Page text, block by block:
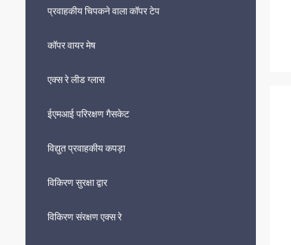
प्रवाहकीय चिपकने वाला कॉपर टेप
कॉपर वायर मेष
एक्स रे लीड ग्लास
ईएमआई परिरक्षण गैसकेट
विद्युत प्रवाहकीय कपड़ा
विकिरण सुरक्षा द्वार
विकिरण संरक्षण एक्स रे